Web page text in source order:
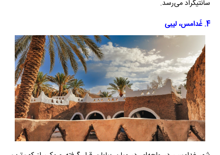
سانتیگراد می‌رسد.
4. غَدامس، لیبی